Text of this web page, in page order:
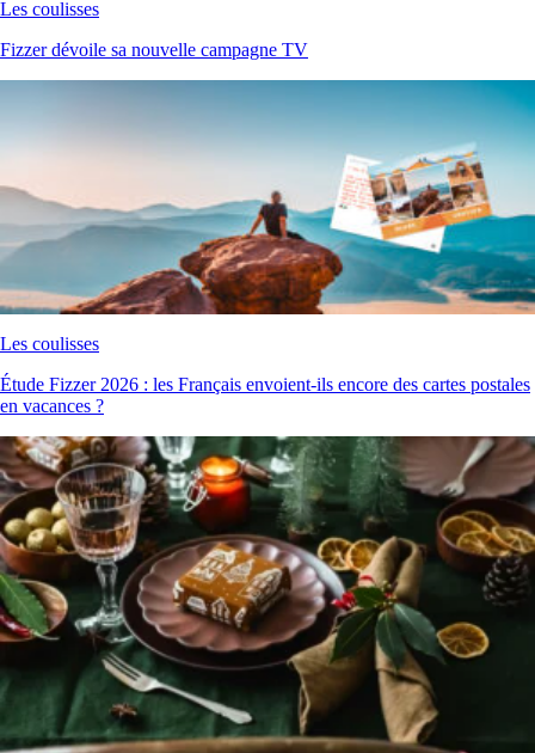
Les coulisses
Fizzer dévoile sa nouvelle campagne TV
Les coulisses
Étude Fizzer 2026 : les Français envoient-ils encore des cartes postales
en vacances ?